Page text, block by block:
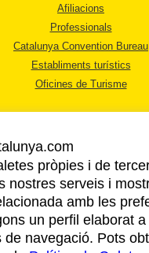
Afiliacions
Professionals
Catalunya Convention Bureau
Establiments turístics
Oficines de Turisme
AVÍS LEGAL
POLÍTICA DE PRIVACITAT
COOKIES
pròpies i de
nostres serveis i
amb les
un perfil elaborat
de navegació. Pots